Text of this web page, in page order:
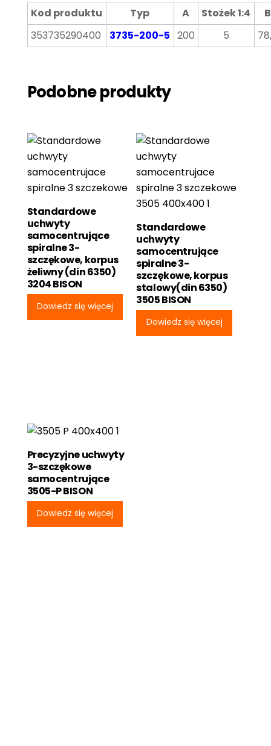
Kod produktu Typ A Stożek 1:4
B
353735290400
3735-200-5 200 5
Podobne produkty
Standardowe
uchwyty
samocentrujące
spiralne 3-
szczękowe, korpus
żeliwny (din 6350)
3204 BISON
Dowiedz się więcej
Standardowe
uchwyty
samocentrujące
spiralne 3-
szczękowe, korpus
stalowy(din 6350)
3505 BISON
Dowiedz się więcej
Precyzyjne uchwyty
3-szczękowe
samocentrujące
3505-P BISON
Dowiedz się więcej